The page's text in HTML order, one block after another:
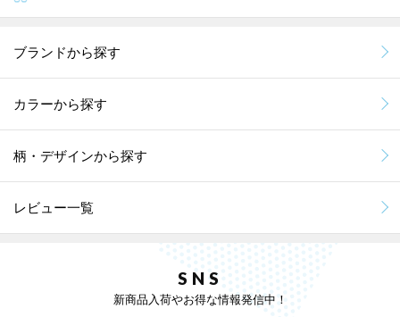
ブランドから探す
カラーから探す
柄・デザインから探す
レビュー一覧
SNS
新商品入荷やお得な情報発信中！